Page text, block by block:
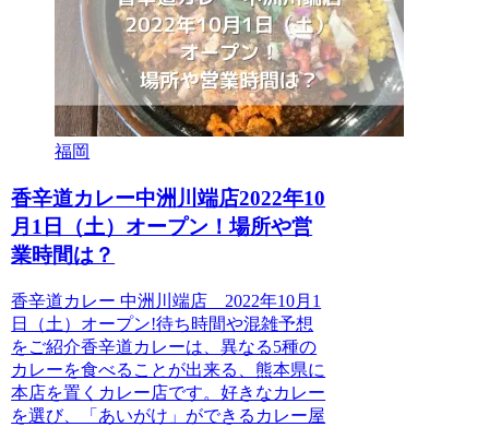
福岡
香辛道カレー中洲川端店2022年10
月1日（土）オープン！場所や営
業時間は？
香辛道カレー 中洲川端店 2022年10月1
日（土）オープン!待ち時間や混雑予想
をご紹介香辛道カレーは、異なる5種の
カレーを食べることが出来る、熊本県に
本店を置くカレー店です。好きなカレー
を選び、「あいがけ」ができるカレー屋